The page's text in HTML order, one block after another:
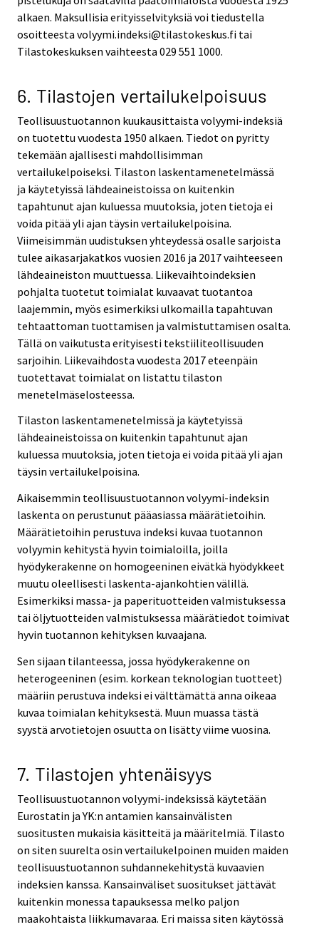
alkaen. Maksullisia erityisselvityksiä voi tiedustella
osoitteesta volyymi.indeksi@tilastokeskus.fi tai
Tilastokeskuksen vaihteesta 029 551 1000.
6. Tilastojen vertailukelpoisuus
Teollisuustuotannon kuukausittaista volyymi-indeksiä
on tuotettu vuodesta 1950 alkaen. Tiedot on pyritty
tekemään ajallisesti mahdollisimman
vertailukelpoiseksi. Tilaston laskentamenetelmässä
ja käytetyissä lähdeaineistoissa on kuitenkin
tapahtunut ajan kuluessa muutoksia, joten tietoja ei
voida pitää yli ajan täysin vertailukelpoisina.
Viimeisimmän uudistuksen yhteydessä osalle sarjoista
tulee aikasarjakatkos vuosien 2016 ja 2017 vaihteeseen
lähdeaineiston muuttuessa. Liikevaihtoindeksien
pohjalta tuotetut toimialat kuvaavat tuotantoa
laajemmin, myös esimerkiksi ulkomailla tapahtuvan
tehtaattoman tuottamisen ja valmistuttamisen osalta.
Tällä on vaikutusta erityisesti tekstiiliteollisuuden
sarjoihin. Liikevaihdosta vuodesta 2017 eteenpäin
tuotettavat toimialat on listattu tilaston
menetelmäselosteessa.
Tilaston laskentamenetelmissä ja käytetyissä
lähdeaineistoissa on kuitenkin tapahtunut ajan
kuluessa muutoksia, joten tietoja ei voida pitää yli ajan
täysin vertailukelpoisina.
Aikaisemmin teollisuustuotannon volyymi-indeksin
laskenta on perustunut pääasiassa määrätietoihin.
Määrätietoihin perustuva indeksi kuvaa tuotannon
volyymin kehitystä hyvin toimialoilla, joilla
hyödykerakenne on homogeeninen eivätkä hyödykkeet
muutu oleellisesti laskenta-ajankohtien välillä.
Esimerkiksi massa- ja paperituotteiden valmistuksessa
tai öljytuotteiden valmistuksessa määrätiedot toimivat
hyvin tuotannon kehityksen kuvaajana.
Sen sijaan tilanteessa, jossa hyödykerakenne on
heterogeeninen (esim. korkean teknologian tuotteet)
määriin perustuva indeksi ei välttämättä anna oikeaa
kuvaa toimialan kehityksestä. Muun muassa tästä
syystä arvotietojen osuutta on lisätty viime vuosina.
7. Tilastojen yhtenäisyys
Teollisuustuotannon volyymi-indeksissä käytetään
Eurostatin ja YK:n antamien kansainvälisten
suositusten mukaisia käsitteitä ja määritelmiä. Tilasto
on siten suurelta osin vertailukelpoinen muiden maiden
teollisuustuotannon suhdannekehitystä kuvaavien
indeksien kanssa. Kansainväliset suositukset jättävät
kuitenkin monessa tapauksessa melko paljon
maakohtaista liikkumavaraa. Eri maissa siten käytössä